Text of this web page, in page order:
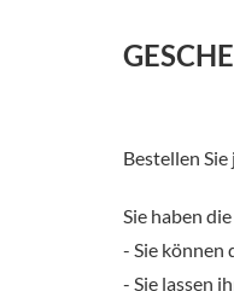
Bestellen
Sie haben
- Sie können
- Sie lassen